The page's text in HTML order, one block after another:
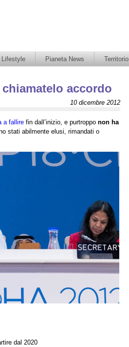
Lifestyle Pianeta News Territorio
accordo
10 dicembre 2012
a fallire fin dall’inizio, e purtroppo non ha
stati abilmente elusi, rimandati o
dal 2020